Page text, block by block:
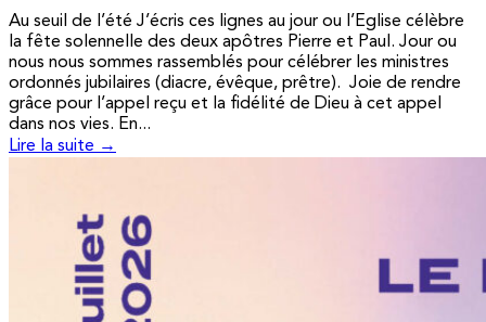
Au seuil de l’été J’écris ces lignes au jour ou l’Eglise célèbre
la fête solennelle des deux apôtres Pierre et Paul. Jour ou
nous nous sommes rassemblés pour célébrer les ministres
ordonnés jubilaires (diacre, évêque, prêtre). Joie de rendre
grâce pour l’appel reçu et la fidélité de Dieu à cet appel
dans nos vies. En...
Lire la suite →